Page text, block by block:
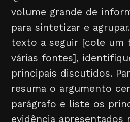
volume grande de
para sintetizar e
texto a seguir [cole um
várias fontes],
principais discutidos.
resuma o argumento
parágrafo e liste os
evidência apresentados